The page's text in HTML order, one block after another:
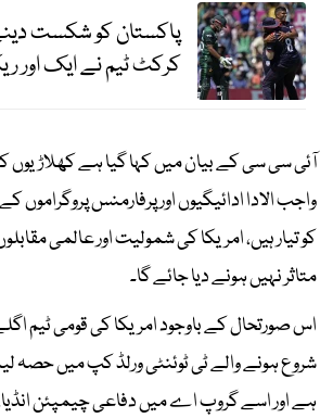
پاکستان کو شکست
کرکٹ ٹیم نے ایک اور
آئی سی سی کے بیان میں کہا گیا ہے
واجب الادا ادائیگیوں اور پرفارمنس پروگراموں
کو تیار ہیں، امریکا کی شمولیت اور عالمی
متاثر نہیں ہونے دیا جائے گا۔
اس صورتحال کے باوجود امریکا کی قومی ٹیم
شروع ہونے والے ٹی ٹوئنٹی ورلڈ کپ میں حصہ
ہے اور اسے گروپ اے میں دفاعی چیمپئن انڈیا،